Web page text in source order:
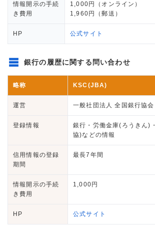
情報開示の手続
き費用
1,000円（オンライン）
1,960円（郵送）
HP 公式サイト
銀行の履歴に関する問い合わせ
略称 KSC(JBA)
運営 一般社団法人 全国銀行協会
登録情報
銀行・労働金庫(ろうきん)
協)などの情報
信用情報の登録
期間
最長7年間
情報開示の手続
き費用
1,000円
HP 公式サイト